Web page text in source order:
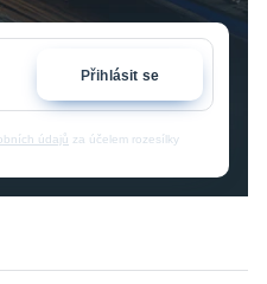
Přihlásit se
údajů za účelem rozesílky